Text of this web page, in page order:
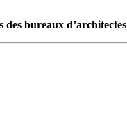
bureaux d’architectes